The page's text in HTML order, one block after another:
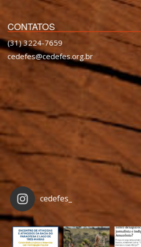
CONTATOS
(31) 3224-7659
cedefes@cedefes.org.br
cedefes_